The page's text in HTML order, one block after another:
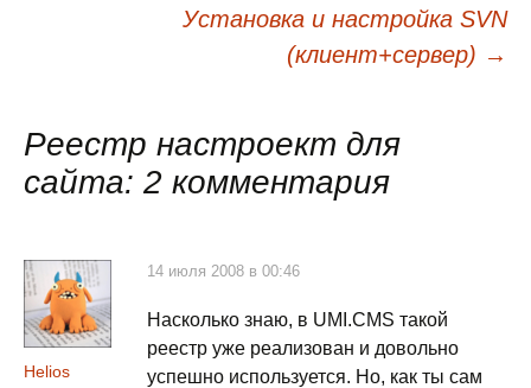
Навигация
по
записям
Установка и настройка SVN
(клиент+сервер) →
Реестр настроект для
сайта: 2 комментария
Helios
14 июля 2008 в 00:46
Насколько знаю, в UMI.CMS такой
реестр уже реализован и довольно
успешно используется. Но, как ты сам